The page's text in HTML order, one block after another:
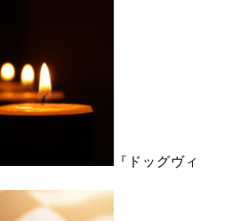
『ドッグヴィ